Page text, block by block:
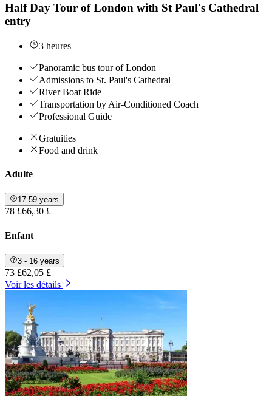
Half Day Tour of London with St Paul's Cathedral
entry
3 heures
Panoramic bus tour of London
Admissions to St. Paul's Cathedral
River Boat Ride
Transportation by Air-Conditioned Coach
Professional Guide
Gratuities
Food and drink
Adulte
17-59 years
78 £66,30 £
Enfant
3 - 16 years
73 £62,05 £
Voir les détails